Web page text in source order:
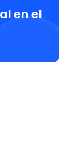
en el